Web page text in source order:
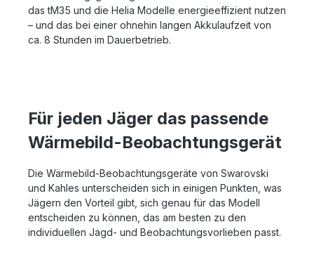
das tM35 und die Helia Modelle energieeffizient nutzen
– und das bei einer ohnehin langen Akkulaufzeit von
ca. 8 Stunden im Dauerbetrieb.
Für jeden Jäger das passende
Wärmebild-Beobachtungsgerät
Die Wärmebild-Beobachtungsgeräte von Swarovski
und Kahles unterscheiden sich in einigen Punkten, was
Jägern den Vorteil gibt, sich genau für das Modell
entscheiden zu können, das am besten zu den
individuellen Jagd- und Beobachtungsvorlieben passt.